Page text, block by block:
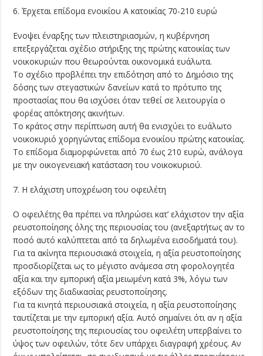
6. Έρχεται επίδομα ενοικίου Α κατοικίας 70-210 ευρώ
Ενοψει έναρξης των πλειστηριασμών, η κυβέρνηση
επεξεργάζεται σχέδιο στήριξης της πρώτης κατοικίας των
νοικοκυριών που θεωρούνται οικονομικά ευάλωτα.
Το σχέδιο προβλέπει την επιδότηση από το Δημόσιο της
δόσης των στεγαστικών δανείων κατά το πρότυπο της
προστασίας που θα ισχύσει όταν τεθεί σε λειτουργία ο
φορέας απόκτησης ακινήτων.
Το κράτος στην περίπτωση αυτή θα ενισχύει το ευάλωτο
νοικοκυριό χορηγώντας επίδομα ενοικίου πρώτης κατοικίας.
Το επίδομα διαμορφώνεται από 70 έως 210 ευρώ, ανάλογα
με την οικογενειακή κατάσταση του νοικοκυριού.
7. Η ελάχιστη υποχρέωση του οφειλέτη
Ο οφειλέτης θα πρέπει να πληρώσει κατ’ ελάχιστον την αξία
ρευστοποίησης όλης της περιουσίας του (ανεξαρτήτως αν το
ποσό αυτό καλύπτεται από τα δηλωμένα εισοδήματά του).
Για τα ακίνητα περιουσιακά στοιχεία, η αξία ρευστοποίησης
προσδιορίζεται ως το μέγιστο ανάμεσα στη φορολογητέα
αξία και την εμπορική αξία μειωμένη κατά 3%, λόγω των
εξόδων της διαδικασίας ρευστοποίησης.
Για τα κινητά περιουσιακά στοιχεία, η αξία ρευστοποίησης
ταυτίζεται με την εμπορική αξία. Αυτό σημαίνει ότι αν η αξία
ρευστοποίησης της περιουσίας του οφειλέτη υπερβαίνει το
ύψος των οφειλών, τότε δεν υπάρχει διαγραφή χρέους. Αν